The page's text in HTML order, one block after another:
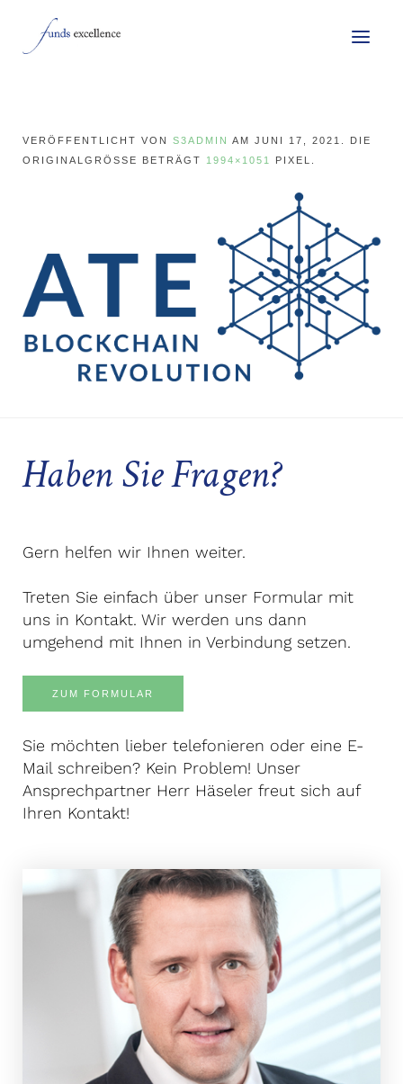
VERÖFFENTLICHT VON S3ADMIN AM JUNI 17, 2021
. DIE
ORIGINALGRÖSSE BETRÄGT
1994×1051 PIXEL.
Haben Sie Fragen?
Gern helfen wir Ihnen weiter.
Treten Sie einfach über unser Formular mit
uns in Kontakt. Wir werden uns dann
umgehend mit Ihnen in Verbindung setzen.
ZUM FORMULAR
Sie möchten lieber telefonieren oder eine E-
Mail schreiben? Kein Problem! Unser
Ansprechpartner Herr Häseler freut sich auf
Ihren Kontakt!